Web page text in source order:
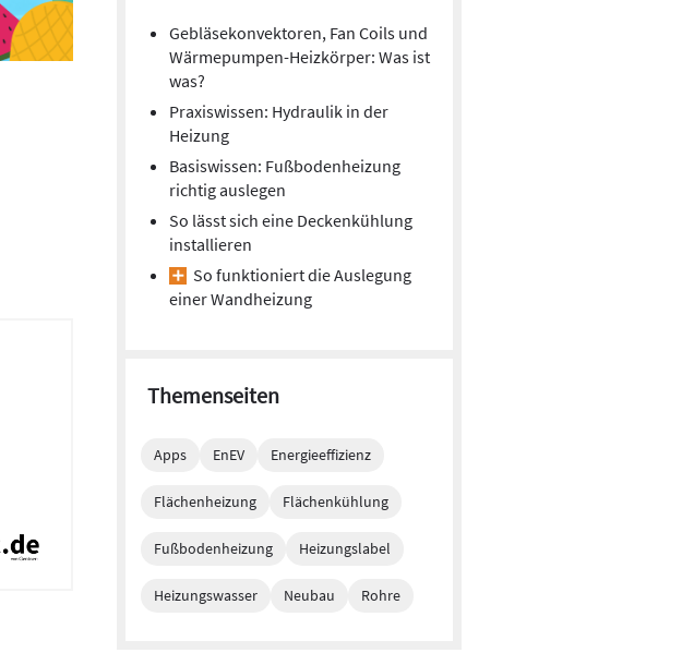
Gebläsekonvektoren, Fan Coils und
Wärmepumpen-Heizkörper: Was ist
was?
Praxiswissen: Hydraulik in der
Heizung
Basiswissen: Fußbodenheizung
richtig auslegen
So lässt sich eine Deckenkühlung
installieren
So funktioniert die Auslegung
einer Wandheizung
Themenseiten
Apps EnEV Energieeffizienz
Flächenheizung Flächenkühlung
Fußbodenheizung Heizungslabel
Heizungswasser Neubau Rohre